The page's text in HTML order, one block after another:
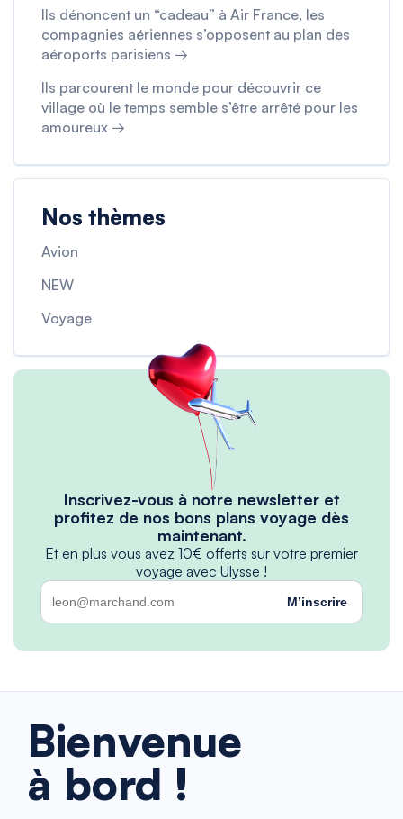
Ils dénoncent un “cadeau” à Air France, les
compagnies aériennes s’opposent au plan des
aéroports parisiens →
Ils parcourent le monde pour découvrir ce
village où le temps semble s’être arrêté pour les
amoureux →
Nos thèmes
Avion
NEW
Voyage
Inscrivez-vous à notre newsletter et
profitez de nos bons plans voyage dès
maintenant.
Et en plus vous avez 10€ offerts sur votre premier
voyage avec Ulysse !
M’inscrire
Bienvenue
à bord !